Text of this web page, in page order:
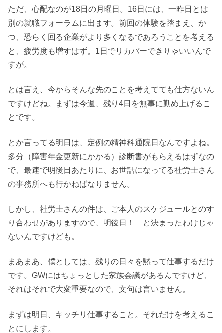
ただ、心配なのが18日の月曜日。16日には、一昨日とは
別の就職フォーラムに出ます。前回の体験を踏まえ、か
つ、恐らく回る企業がより多くなるであろうことを考える
と、疲労度も増すはず。1日でリカバーできりゃいいんで
すが。
とは言え、今からそんな先のことを考えてても仕方ないん
ですけどね。まずは今週、残り4日を無事に勤め上げるこ
とです。
とか言ってる明日は、定例の精神科通院日なんですよね。
多分（障害年金更新にかかる）診断書がもらえるはずなの
で、最速で明後日あたりに、お世話になってる社労士さん
の事務所へも行かねばなりません。
しかし、社労士さんの件は、ご本人のスケジュールとのす
り合わせがありますので、明後日！ と決まったわけじゃ
ないんですけども。
まあまあ、僕としては、残りの日々を黙って仕事するだけ
です。GWにはちょっとした家族会議があるんですけど、
それはそれで大変重要なので、文句は言いません。
まずは明日、キッチリ仕事すること。それだけを考えるこ
とにします。